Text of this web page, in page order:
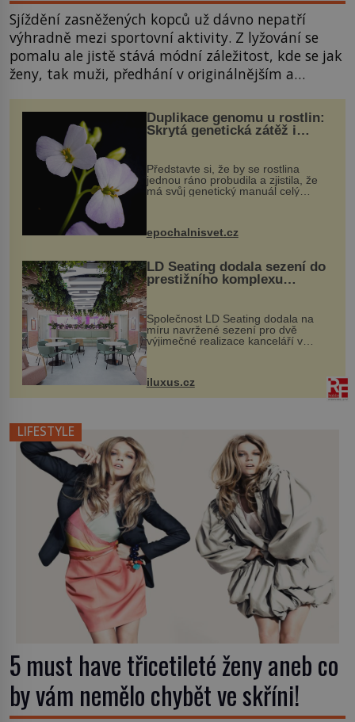
Sjíždění zasněžených kopců už dávno nepatří
výhradně mezi sportovní aktivity. Z lyžování se
pomalu ale jistě stává módní záležitost, kde se jak
ženy, tak muži, předhání v originálnějším a
že funkční věci nemohou být krásné? Podívejte se,
bez čeho byste na sjezdovku neměli v žádném
případě vyrazit! Zimní bunda Při výběru […]
Duplikace genomu u rostlin:
Skrytá genetická zátěž i
Představte si, že by se rostlina
jednou ráno probudila a zjistila, že
má svůj genetický manuál celý
vstupenka...
epochalnisvet.cz
LD Seating dodala sezení do
prestižního komplexu
MediaCityUK v Salfordu
Společnost LD Seating dodala na
míru navržené sezení pro dvě
výjimečné realizace kanceláří v
areálu MediaCityUK v anglickém
budov Media...
iluxus.cz
LIFESTYLE
5 must have třicetileté ženy aneb co
by vám nemělo chybět ve skříni!